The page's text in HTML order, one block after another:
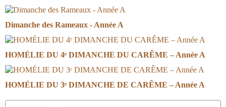
Dimanche des Rameaux - Année A
HOMÉLIE DU 4ᵉ DIMANCHE DU CARÊME – Année A
HOMÉLIE DU 3ᵉ DIMANCHE DE CARÊME – Année A